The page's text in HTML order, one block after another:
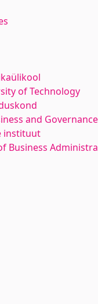
of Technology
and Governance
instituut
Business